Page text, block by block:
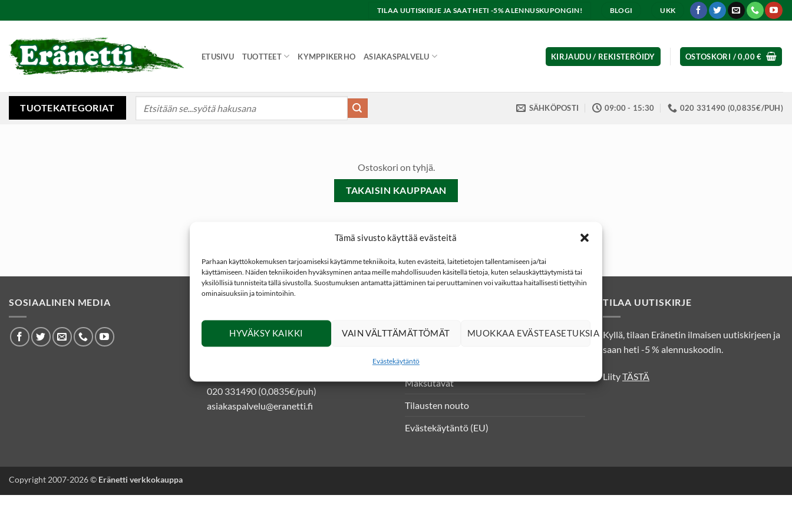
Tämä sivusto käyttää evästeitä
Parhaan käyttökokemuksen tarjoamiseksi käytämme tekniikoita, kuten evästeitä, laitetietojen tallentamiseen ja/tai
käyttämiseen. Näiden tekniikoiden hyväksyminen antaa meille mahdollisuuden käsitellä tietoja, kuten selauskäyttäytymistä tai
yksilöllisiä tunnisteita tällä sivustolla. Suostumuksen antamatta jättäminen tai peruuttaminen voi vaikuttaa haitallisesti tiettyihin
ominaisuuksiin ja toimintoihin.
HYVÄKSY KAIKKI VAIN VÄLTTÄMÄTTÖMÄT MUOKKAA EVÄSTEASETUKSIA
Evästekäytäntö
to
content
TILAA UUTISKIRJE JA SAAT HETI -5% ALENNUSKUPONGIN! BLOGI UKK
ETUSIVU TUOTTEET KYMPPIKERHO ASIAKASPALVELU KIRJAUDU / REKISTERÖIDY OSTOSKORI /0,00€
TUOTEKATEGORIAT SÄHKÖPOSTI 09:00 - 15:30 020 331490 (0,0835€/PUH)
Ostoskori on tyhjä.
TAKAISIN KAUPPAAN
SOSIAALINEN MEDIA
Eränetti verkkokauppa
Kankaistentie 4
020 331490 (0,0835€/puh)
asiakaspalvelu@eranetti.fi
Asiakasrekisteriseloste ja tietosuojatiedot
Toimitusehdot
Maksutavat
Tilausten nouto
Evästekäytäntö (EU)
TILAA UUTISKIRJE
Kyllä, tilaan Eränetin ilmaisen uutiskirjeen ja
saan heti -5 % alennuskoodin.
LiityTÄSTÄ
Copyright 2007-2026 © Eränetti verkkokauppa